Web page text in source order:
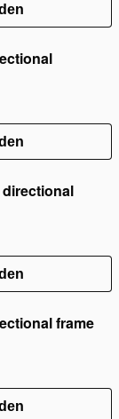
directional
frame